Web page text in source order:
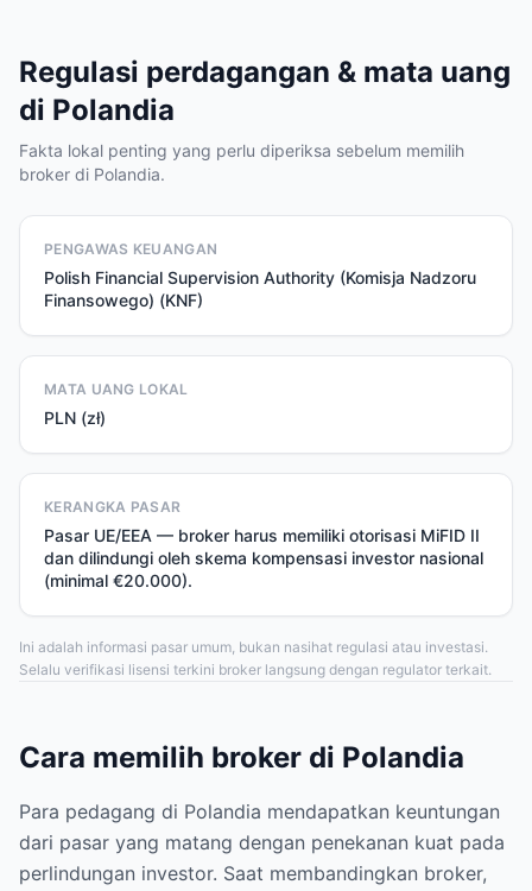
Regulasi perdagangan & mata uang
di Polandia
Fakta lokal penting yang perlu diperiksa sebelum memilih
broker di Polandia.
PENGAWAS KEUANGAN
Polish Financial Supervision Authority (Komisja Nadzoru
Finansowego) (KNF)
MATA UANG LOKAL
PLN (zł)
KERANGKA PASAR
Pasar UE/EEA — broker harus memiliki otorisasi MiFID II
dan dilindungi oleh skema kompensasi investor nasional
(minimal €20.000).
Ini adalah informasi pasar umum, bukan nasihat regulasi atau investasi.
Selalu verifikasi lisensi terkini broker langsung dengan regulator terkait.
Cara memilih broker di Polandia
Para pedagang di Polandia mendapatkan keuntungan
dari pasar yang matang dengan penekanan kuat pada
perlindungan investor. Saat membandingkan broker,